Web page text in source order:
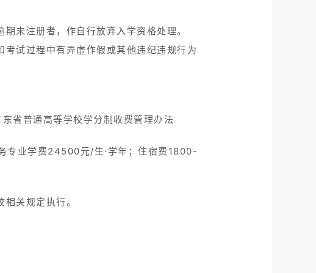
未注册者，作自行放弃入学资格处理。
试过程中有弄虚作假或其他违纪违规行为
省普通高等学校学分制收费管理办法
专业学费24500元/生·学年；住宿费1800-
关规定执行。